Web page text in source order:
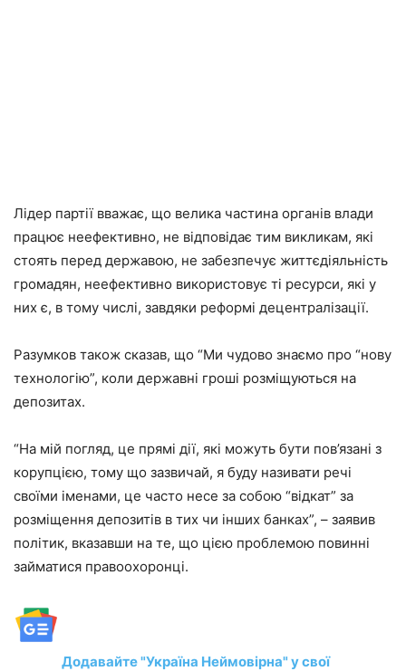
Лідер партії вважає, що велика частина органів влади
працює неефективно, не відповідає тим викликам, які
стоять перед державою, не забезпечує життєдіяльність
громадян, неефективно використовує ті ресурси, які у
них є, в тому числі, завдяки реформі децентралізації.
Разумков також сказав, що “Ми чудово знаємо про “нову
технологію”, коли державні гроші розміщуються на
депозитах.
“На мій погляд, це прямі дії, які можуть бути пов’язані з
корупцією, тому що зазвичай, я буду називати речі
своїми іменами, це часто несе за собою “відкат” за
розміщення депозитів в тих чи інших банках”, – заявив
політик, вказавши на те, що цією проблемою повинні
займатися правоохоронці.
Додавайте "Україна Неймовірна" у свої